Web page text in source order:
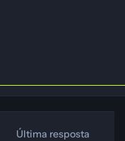
Última resposta